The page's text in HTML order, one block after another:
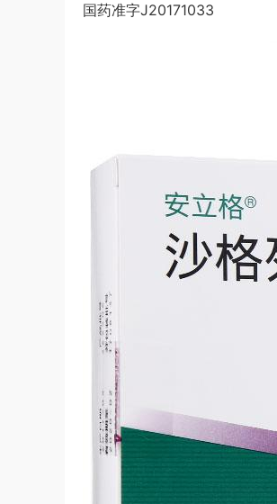
国药准字J20171033